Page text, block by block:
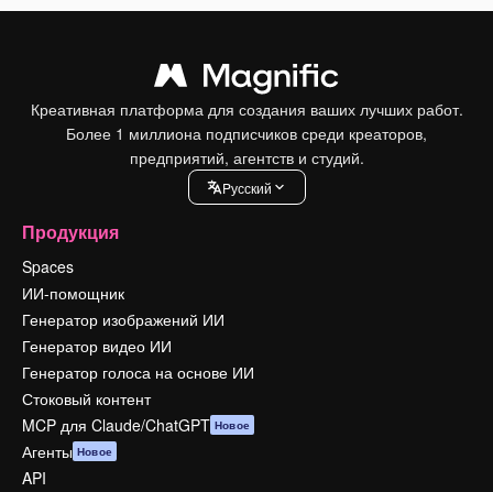
Креативная платформа для создания ваших лучших работ.
Более 1 миллиона подписчиков среди креаторов,
предприятий, агентств и студий.
Pусский
Продукция
Spaces
ИИ-помощник
Генератор изображений ИИ
Генератор видео ИИ
Генератор голоса на основе ИИ
Стоковый контент
MCP для Claude/ChatGPT Новое
Агенты Новое
API